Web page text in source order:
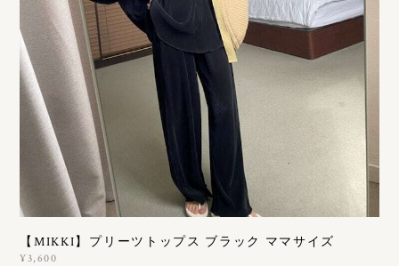
【MIKKI】プリーツトップス ブラック ママサイズ
¥3,600